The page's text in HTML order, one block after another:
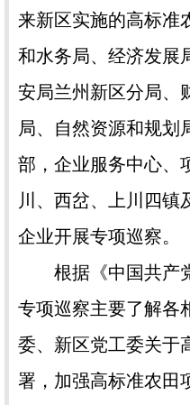
来新区实施的高标准
和水务局、经济发展
安局兰州新区分局、
局、自然资源和规划
部，企业服务中心、
川、西岔、上川四镇
企业开展专项巡察。
根据《中国共产党
专项巡察主要了解各
委、新区党工委关于
署，加强高标准农田